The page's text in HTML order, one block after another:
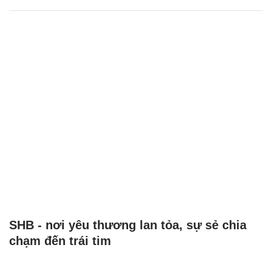
SHB - nơi yêu thương lan tỏa, sự sẻ chia
chạm đến trái tim